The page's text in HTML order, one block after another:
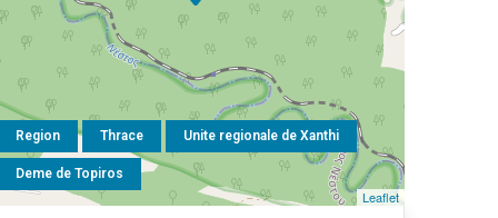
Region Thrace Unite regionale de Xanthi
Deme de Topiros
Leaflet